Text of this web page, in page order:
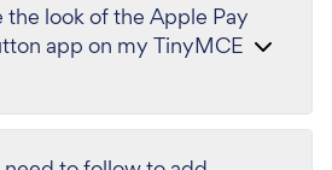
the look of the Apple Pay
app on my TinyMCE